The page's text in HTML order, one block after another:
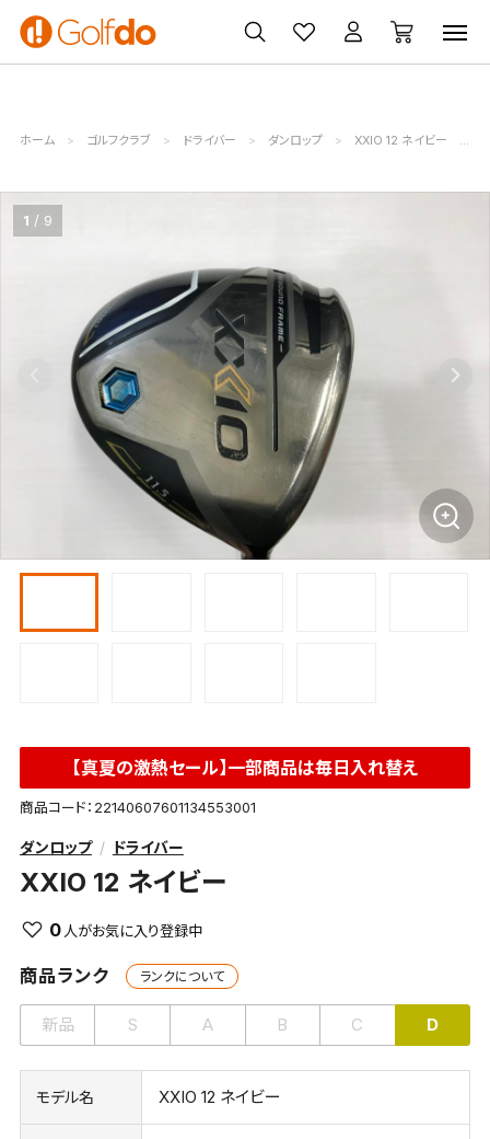
ゴルフ
クラブ
ゴルフ用品
買取
無料査定
クーポン
一覧
ホーム ゴルフクラブ ドライバー ダンロップ XXIO 12 ネイビー
1 9
【真夏の激熱セール】一部商品は毎日入れ替え
商品コード：22140607601134553001
ダンロップ ドライバー
XXIO 12 ネイビー
0
商品ランク ランクについて
新品 S A B C D
モデル名 XXIO 12 ネイビー